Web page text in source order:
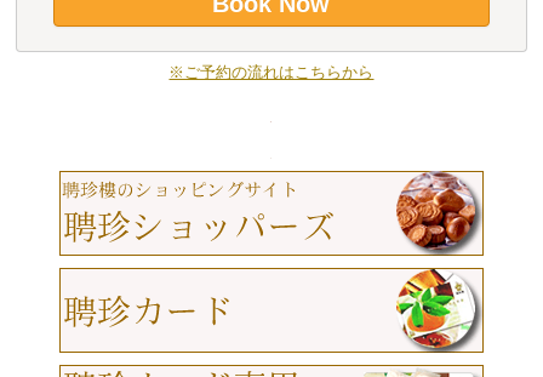
※ご予約の流れはこちらから